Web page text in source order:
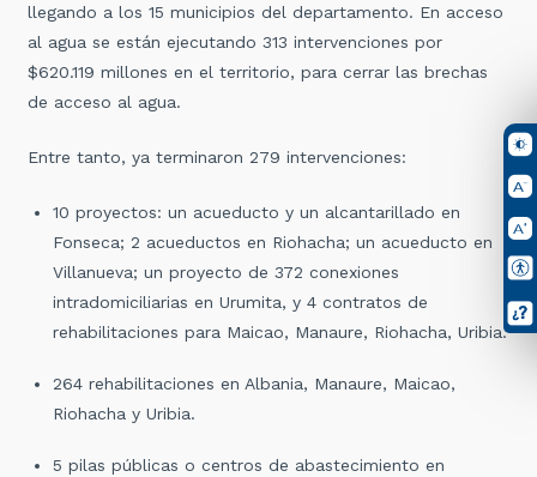
llegando a los 15 municipios del departamento. En acceso
al agua se están ejecutando 313 intervenciones por
$620.119 millones en el territorio, para cerrar las brechas
de acceso al agua.
Entre tanto, ya terminaron 279 intervenciones:
10 proyectos: un acueducto y un alcantarillado en
Fonseca; 2 acueductos en Riohacha; un acueducto en
Villanueva; un proyecto de 372 conexiones
intradomiciliarias en Urumita, y 4 contratos de
rehabilitaciones para Maicao, Manaure, Riohacha, Uribia.
264 rehabilitaciones en Albania, Manaure, Maicao,
Riohacha y Uribia.
5 pilas públicas o centros de abastecimiento en